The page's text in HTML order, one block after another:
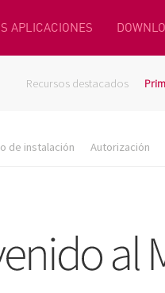
APLICACIONES
Recursos destacados
de instalación Autorización